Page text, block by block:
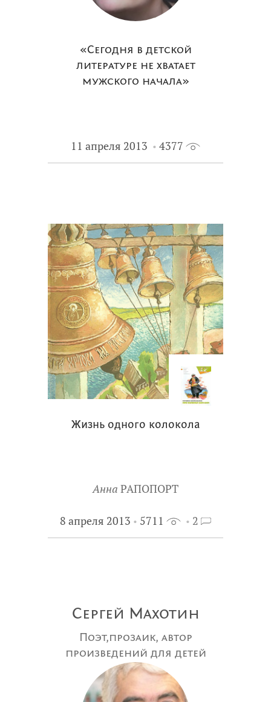
«Сегодня в детской
литературе не хватает
мужского начала»
11 апреля 2013 4377
Жизнь одного колокола
Анна РАПОПОРТ
8 апреля 2013 5711 2
Сергей Махотин
Поэт,прозаик, автор
произведений для детей